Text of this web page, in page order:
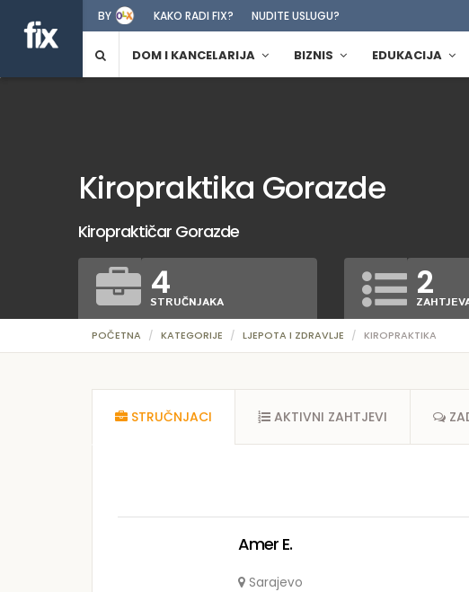
BY KAKO RADI FIX? NUDITE USLUGU?
DOM I KANCELARIJA BIZNIS EDUKACIJA
POČETNA KATEGORIJE LJEPOTA I ZDRAVLJE KIROPRAKTIKA
Kiropraktika Gorazde
Kiropraktičar Gorazde
4
STRUČNJAKA 2
STRUČNJACI AKTIVNI ZAHTJEVI
Amer E.
Sarajevo